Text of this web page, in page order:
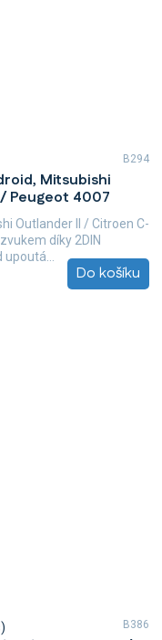
Mitsubishi
Peugeot 4007
Do košíku
Outlander II / Citroen C-
díky 2DIN
B294
B386